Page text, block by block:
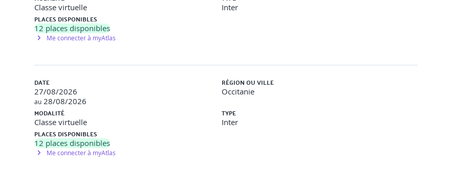
collaborateurs, partenaires
rituels, journées cybersécurité, storytelling d’incidents
managériale cyber. Définir en groupes 5 engagements concrets que les dirigeants porteront auprès de leurs équipes.
Classe virtuelle Inter
PLACES DISPONIBLES
12 places disponibles
Me connecter à myAtlas
DATE
27/08/2026
au 28/08/2026
RÉGION OU VILLE
Occitanie
MODALITÉ
Classe virtuelle
TYPE
Inter
PLACES DISPONIBLES
12 places disponibles
Me connecter à myAtlas